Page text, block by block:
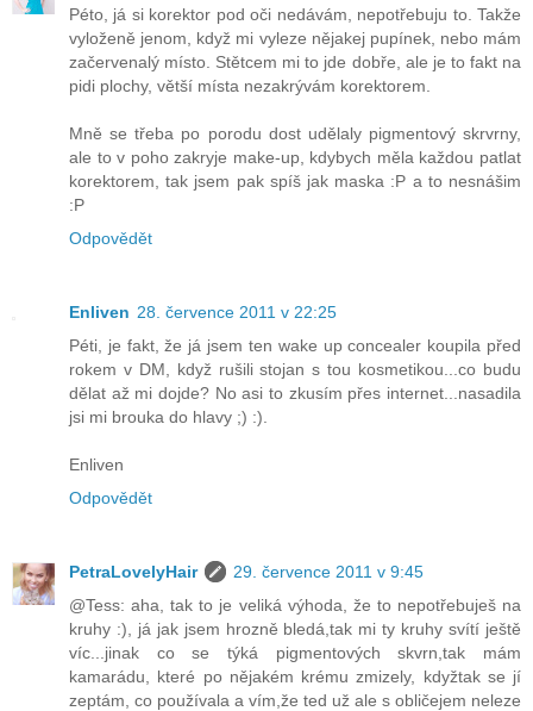
Péto, já si korektor pod oči nedávám, nepotřebuju to. Takže
vyloženě jenom, když mi vyleze nějakej pupínek, nebo mám
začervenalý místo. Stětcem mi to jde dobře, ale je to fakt na
pidi plochy, větší místa nezakrývám korektorem.
Mně se třeba po porodu dost udělaly pigmentový skrvrny,
ale to v poho zakryje make-up, kdybych měla každou patlat
korektorem, tak jsem pak spíš jak maska :P a to nesnášim
:P
Odpovědět
Enliven 28. července 2011 v 22:25
Péti, je fakt, že já jsem ten wake up concealer koupila před
rokem v DM, když rušili stojan s tou kosmetikou...co budu
dělat až mi dojde? No asi to zkusím přes internet...nasadila
jsi mi brouka do hlavy ;) :).
Enliven
Odpovědět
PetraLovelyHair
29. července 2011 v 9:45
@Tess: aha, tak to je veliká výhoda, že to nepotřebuješ na
kruhy :), já jak jsem hrozně bledá,tak mi ty kruhy svítí ještě
víc...jinak co se týká pigmentových skvrn,tak mám
kamarádu, které po nějakém krému zmizely, kdyžtak se jí
zeptám, co používala a vím,že ted už ale s obličejem neleze